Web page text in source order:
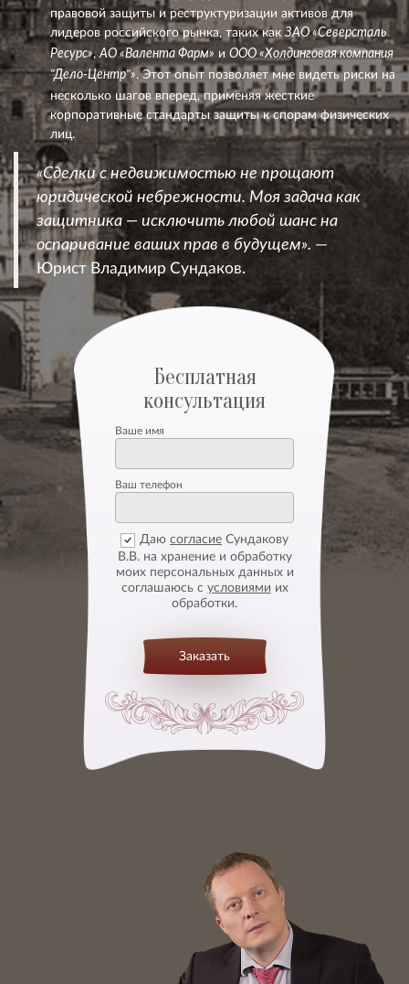
правовой защиты и реструктуризации активов для
лидеров российского рынка, таких как ЗАО «Северсталь
Ресурс», АО «Валента Фарм» и ООО «Холдинговая компания
"Дело-Центр"». Этот опыт позволяет мне видеть риски на
несколько шагов вперед, применяя жесткие
корпоративные стандарты защиты к спорам физических
лиц.
«Сделки с недвижимостью не прощают
юридической небрежности. Моя задача как
защитника — исключить любой шанс на
оспаривание ваших прав в будущем». —
Юрист Владимир Сундаков.
Бесплатная
консультация
Ваше имя
Ваш телефон
Даю согласие Сундакову
В.В. на хранение и обработку
моих персональных данных и
соглашаюсь с условиями их
обработки.
Заказать